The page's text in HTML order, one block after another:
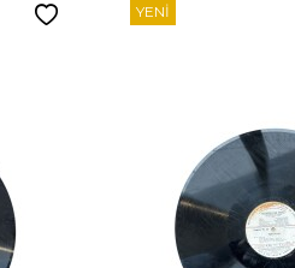
YENI